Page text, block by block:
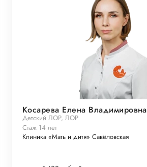
Косарева Елена Владимировна
Детский ЛОР, ЛОР
Стаж 14 лет
Клиника «Мать и дитя» Савёловская